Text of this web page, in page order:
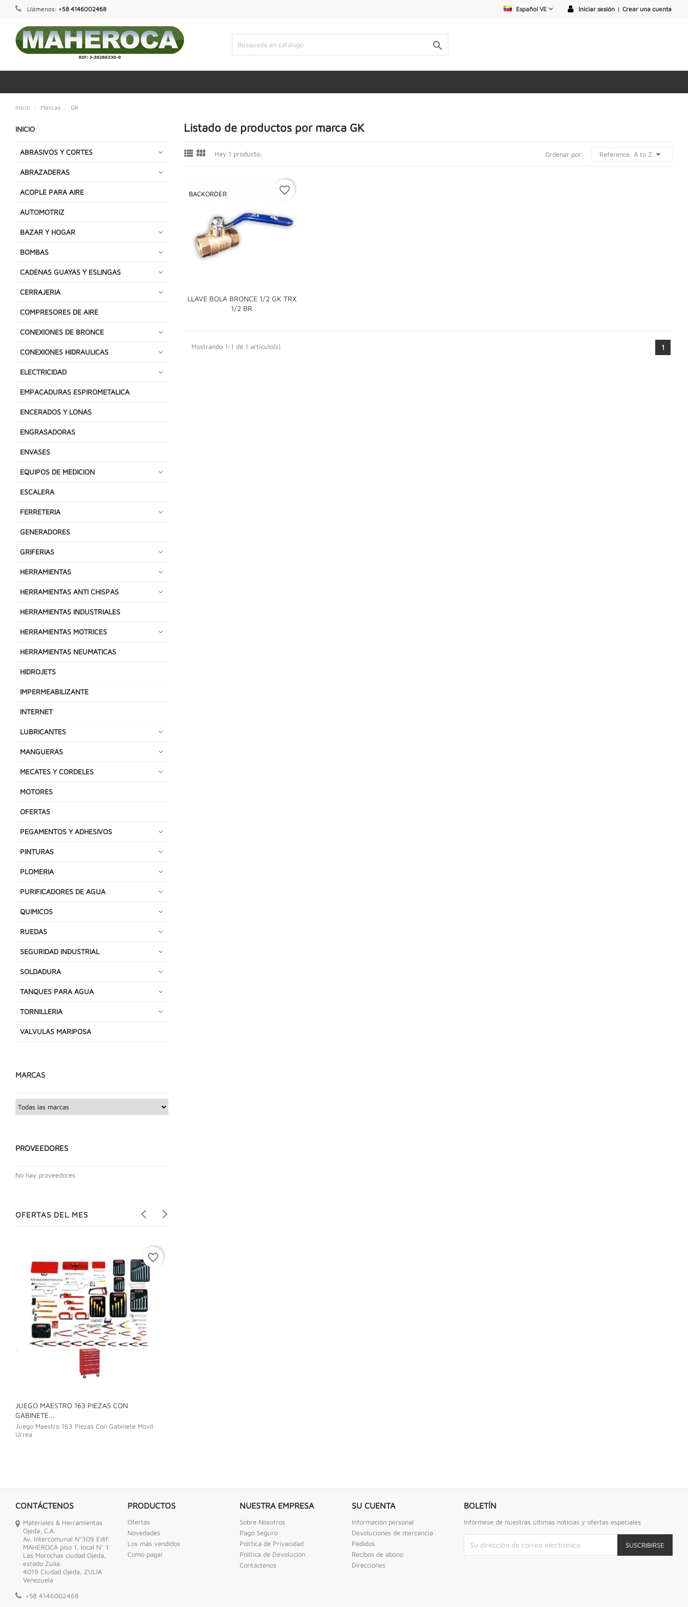
Llámenos: +58 4146002468 Iniciar sesión | Crear una cuenta
Español VE

Inicio Marcas GK
INICIO
ABRASIVOS Y CORTES
ABRAZADERAS
ACOPLE PARA AIRE
AUTOMOTRIZ
BAZAR Y HOGAR
BOMBAS
CADENAS GUAYAS Y ESLINGAS
CERRAJERIA
COMPRESORES DE AIRE
CONEXIONES DE BRONCE
CONEXIONES HIDRAULICAS
ELECTRICIDAD
EMPACADURAS ESPIROMETALICA
ENCERADOS Y LONAS
ENGRASADORAS
ENVASES
EQUIPOS DE MEDICION
ESCALERA
FERRETERIA
GENERADORES
GRIFERIAS
HERRAMIENTAS
HERRAMIENTAS ANTI CHISPAS
HERRAMIENTAS INDUSTRIALES
HERRAMIENTAS MOTRICES
HERRAMIENTAS NEUMATICAS
HIDROJETS
IMPERMEABILIZANTE
INTERNET
LUBRICANTES
MANGUERAS
MECATES Y CORDELES
MOTORES
OFERTAS
PEGAMENTOS Y ADHESIVOS
PINTURAS
PLOMERIA
PURIFICADORES DE AGUA
QUIMICOS
RUEDAS
SEGURIDAD INDUSTRIAL
SOLDADURA
TANQUES PARA AGUA
TORNILLERIA
VALVULAS MARIPOSA
MARCAS
PROVEEDORES
No hay proveedores
OFERTAS DEL MES
JUEGO MAESTRO 163 PIEZAS CON
GABINETE...
Juego Maestro 163 Piezas Con Gabinete Movil
Urrea
favorite_border
Listado de productos por marca GK
  Hay 1 producto. Ordenar por: Reference, A to Z 
LLAVE BOLA BRONCE 1/2 GK TRX
1/2 BR
BACKORDER

favorite_border
Mostrando 1-1 de 1 artículo(s) 1
CONTÁCTENOS
Materiales & Herramientas
Ojeda, C.A.
Av. Intercomunal N°309 Edif.
MAHEROCA piso 1, local N° 1
Las Morochas ciudad Ojeda,
estado Zulia
4019 Ciudad Ojeda, ZULIA
Venezuela
+58 4146002468
PRODUCTOS
Ofertas
Novedades
Los más vendidos
Como pagar
NUESTRA EMPRESA
Sobre Nosotros
Pago Seguro
Política de Privacidad
Politica de Devolución
Contáctenos
SU CUENTA
Información personal
Devoluciones de mercancía
Pedidos
Recibos de abono
Direcciones
BOLETÍN
Infórmese de nuestras últimas noticias y ofertas especiales